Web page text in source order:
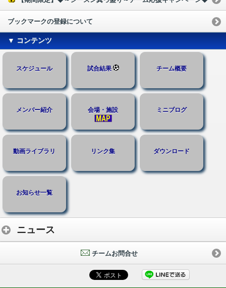
ブックマークの登録について
▼ コンテンツ
スケジュール 試合結果 チーム概要
メンバー紹介 会場・施設 ミニブログ
動画ライブラリ リンク集 ダウンロード
お知らせ一覧
ニュース
チームお問合せ